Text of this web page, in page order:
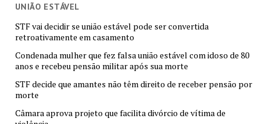
UNIÃO ESTÁVEL
STF vai decidir se união estável pode ser convertida
retroativamente em casamento
Condenada mulher que fez falsa união estável com idoso de 80
anos e recebeu pensão militar após sua morte
STF decide que amantes não têm direito de receber pensão por
morte
Câmara aprova projeto que facilita divórcio de vítima de